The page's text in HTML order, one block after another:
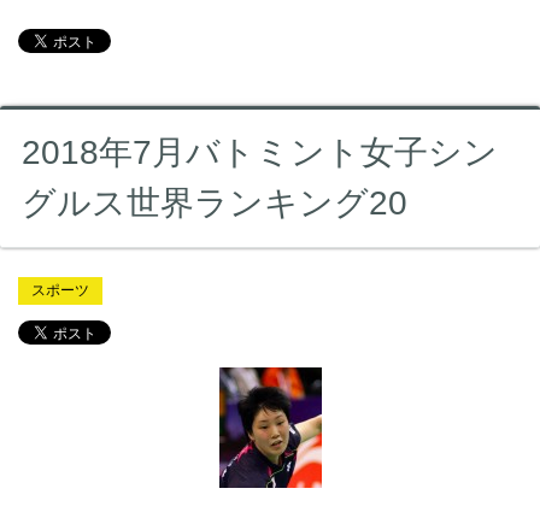
2018年7月バトミント女子シン
グルス世界ランキング20
スポーツ